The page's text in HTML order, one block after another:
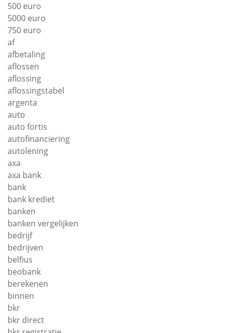
500 euro
5000 euro
750 euro
af
afbetaling
aflossen
aflossing
aflossingstabel
argenta
auto
auto fortis
autofinanciering
autolening
axa
axa bank
bank
bank krediet
banken
banken vergelijken
bedrijf
bedrijven
belfius
beobank
berekenen
binnen
bkr
bkr direct